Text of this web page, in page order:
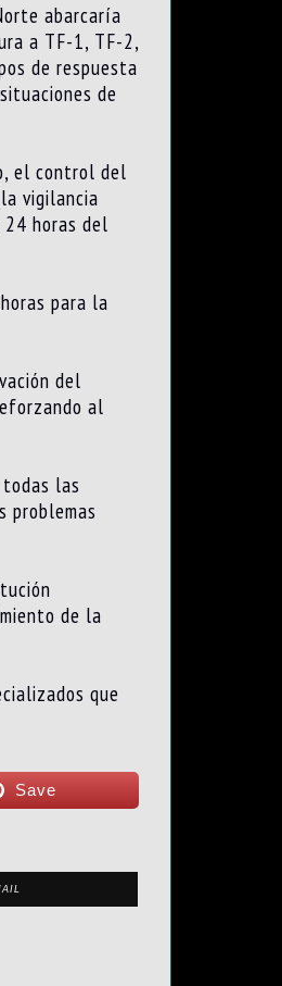
abarcaría
a TF-1, TF-2,
de respuesta
de
el control del
vigilancia
horas del
para la
del
al
las
problemas
de la
que
Save